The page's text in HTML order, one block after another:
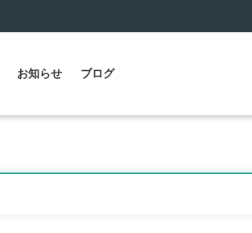
お知らせ ブログ